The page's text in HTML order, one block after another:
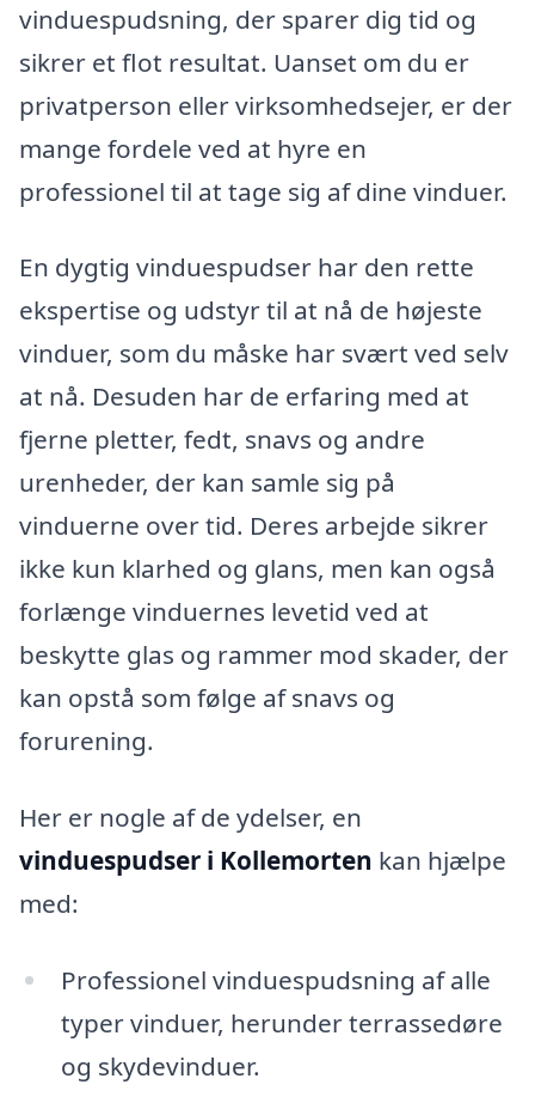
vinduespudsning, der sparer dig tid og
sikrer et flot resultat. Uanset om du er
privatperson eller virksomhedsejer, er der
mange fordele ved at hyre en
professionel til at tage sig af dine vinduer.
En dygtig vinduespudser har den rette
ekspertise og udstyr til at nå de højeste
vinduer, som du måske har svært ved selv
at nå. Desuden har de erfaring med at
fjerne pletter, fedt, snavs og andre
urenheder, der kan samle sig på
vinduerne over tid. Deres arbejde sikrer
ikke kun klarhed og glans, men kan også
forlænge vinduernes levetid ved at
beskytte glas og rammer mod skader, der
kan opstå som følge af snavs og
forurening.
Her er nogle af de ydelser, en
vinduespudser i Kollemorten kan hjælpe
med:
Professionel vinduespudsning af alle
typer vinduer, herunder terrassedøre
og skydevinduer.